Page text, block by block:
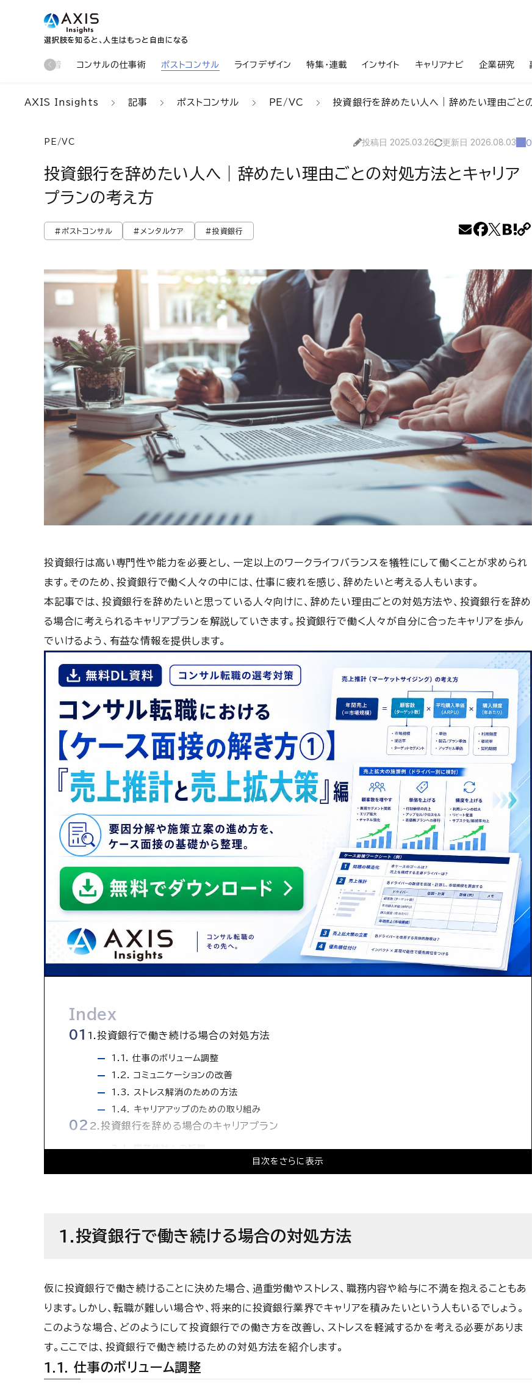
選択肢を知ると、人生はもっと自由になる
新着 コンサルの仕事術 ポストコンサル ライフデザイン 特集・連載 インサイト キャリアナビ 企業研究
AXIS Insights 記事 ポストコンサル PE/VC 投資銀行を辞めたい人へ｜辞めたい理由ごと
PE/VC 投稿日 2025.03.26 更新日 2026.08.03 0
投資銀行を辞めたい人へ｜辞めたい理由ごとの対処方法とキャリア
プランの考え方
#ポストコンサル #メンタルケア #投資銀行
投資銀行は高い専門性や能力を必要とし、一定以上のワークライフバランスを犠牲にして働くことが求められ
ます。そのため、投資銀行で働く人々の中には、仕事に疲れを感じ、辞めたいと考える人もいます。
本記事では、投資銀行を辞めたいと思っている人々向けに、辞めたい理由ごとの対処方法や、投資銀行を辞め
る場合に考えられるキャリアプランを解説していきます。投資銀行で働く人々が自分に合ったキャリアを歩ん
でいけるよう、有益な情報を提供します。
Index
目次をさらに表示
1.投資銀行で働き続ける場合の対処方法
1.1. 仕事のボリューム調整
1.2. コミュニケーションの改善
1.3. ストレス解消のための方法
1.4. キャリアアップのための取り組み
2.投資銀行を辞める場合のキャリアプラン
2.1. 同業他社への転職
3.1. 過重労働やストレスで負担を感じている
3.4. 自己実現やキャリアアップに向けての転職を考える
4.投資銀行を辞めたい理由ごとに対処法・キャリアプランを考える
1.投資銀行で働き続ける場合の対処方法
仮に投資銀行で働き続けることに決めた場合、過重労働やストレス、職務内容や給与に不満を抱えることもあ
ります。しかし、転職が難しい場合や、将来的に投資銀行業界でキャリアを積みたいという人もいるでしょう。
このような場合、どのようにして投資銀行での働き方を改善し、ストレスを軽減するかを考える必要がありま
す。ここでは、投資銀行で働き続けるための対処方法を紹介します。
1.1. 仕事のボリューム調整